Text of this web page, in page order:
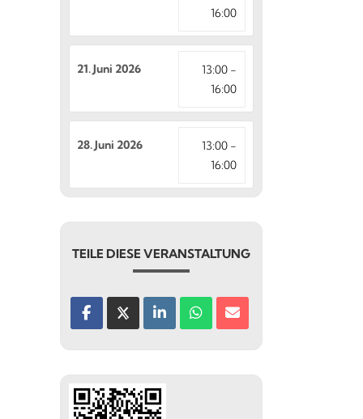
16:00
21. Juni 2026
13:00 -
16:00
28. Juni 2026
13:00 -
16:00
TEILE DIESE VERANSTALTUNG